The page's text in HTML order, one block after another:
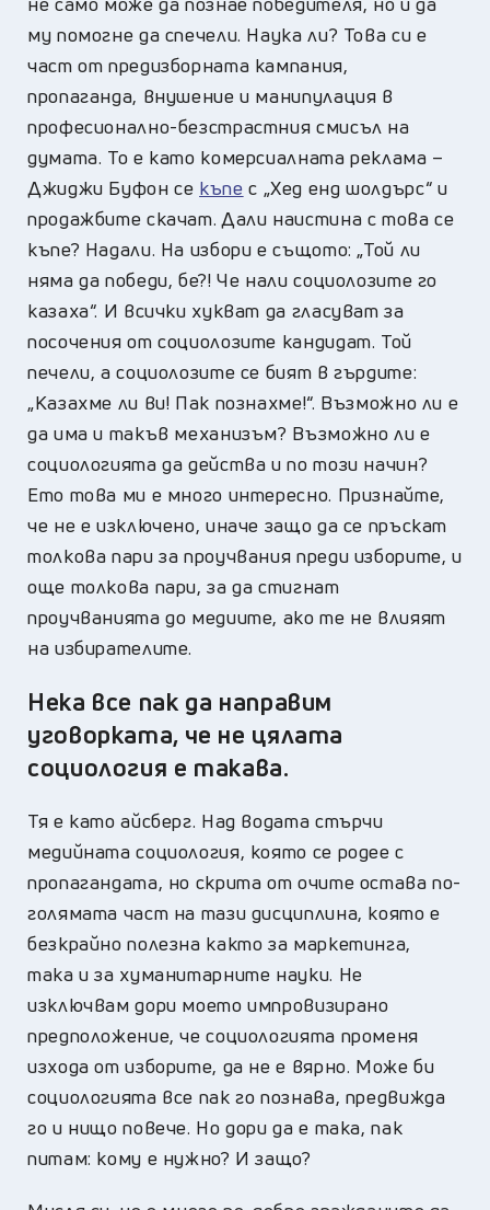
му помогне да спечели. Наука ли? Това си е
част от предизборната кампания,
пропаганда, внушение и манипулация в
професионално-безстрастния смисъл на
думата. То е като комерсиалната реклама –
Джиджи Буфон се къпе с „Хед енд шолдърс“ и
продажбите скачат. Дали наистина с това се
къпе? Надали. На избори е същото: „Той ли
няма да победи, бе?! Че нали социолозите го
казаха“. И всички хукват да гласуват за
посочения от социолозите кандидат. Той
печели, а социолозите се бият в гърдите:
„Казахме ли ви! Пак познахме!“. Възможно ли е
да има и такъв механизъм? Възможно ли е
социологията да действа и по този начин?
Ето това ми е много интересно. Признайте,
че не е изключено, иначе защо да се пръскат
толкова пари за проучвания преди изборите, и
още толкова пари, за да стигнат
проучванията до медиите, ако те не влияят
на избирателите.
Нека все пак да направим
уговорката, че не цялата
социология е такава.
Тя е като айсберг. Над водата стърчи
медийната социология, която се родее с
пропагандата, но скрита от очите остава по-
голямата част на тази дисциплина, която е
безкрайно полезна както за маркетинга,
така и за хуманитарните науки. Не
изключвам дори моето импровизирано
предположение, че социологията променя
изхода от изборите, да не е вярно. Може би
социологията все пак го познава, предвижда
го и нищо повече. Но дори да е така, пак
питам: кому е нужно? И защо?